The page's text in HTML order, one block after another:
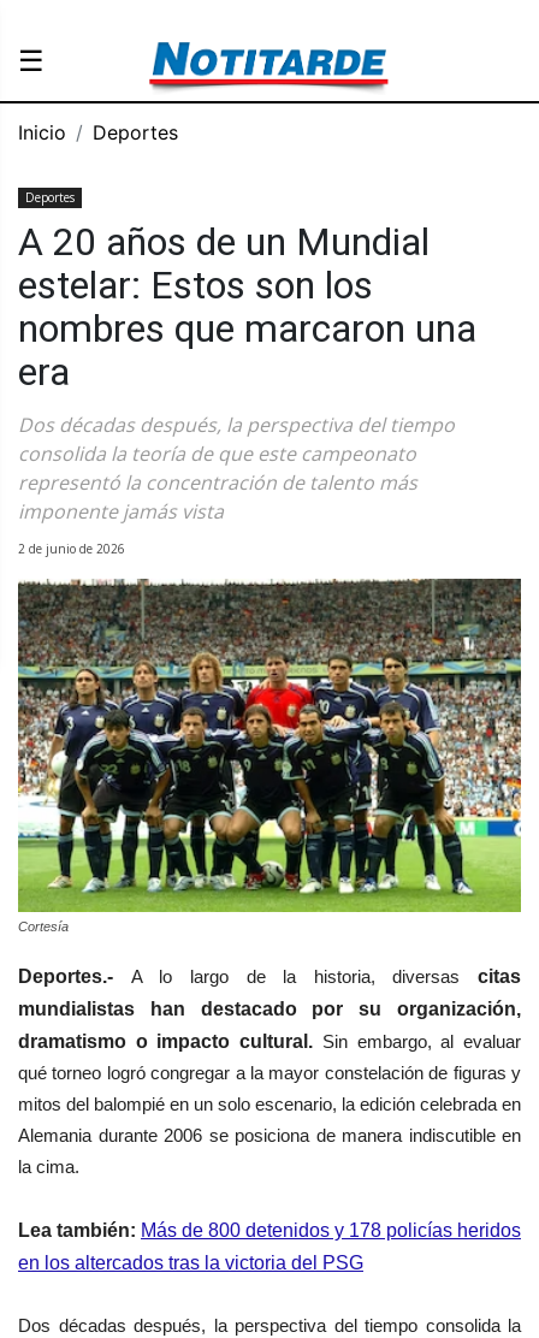
☰
Inicio Deportes
Deportes
A 20 años de un Mundial
estelar: Estos son los
nombres que marcaron una
era
Dos décadas después, la perspectiva del tiempo
consolida la teoría de que este campeonato
representó la concentración de talento más
imponente jamás vista
2 de junio de 2026
Cortesía
Deportes.- A lo largo de la historia, diversas citas
mundialistas han destacado por su organización,
dramatismo o impacto cultural. Sin embargo, al evaluar
qué torneo logró congregar a la mayor constelación de figuras y
mitos del balompié en un solo escenario, la edición celebrada en
Alemania durante 2006 se posiciona de manera indiscutible en
la cima.
Lea también: Más de 800 detenidos y 178 policías heridos
en los altercados tras la victoria del PSG
Dos décadas después, la perspectiva del tiempo consolida la